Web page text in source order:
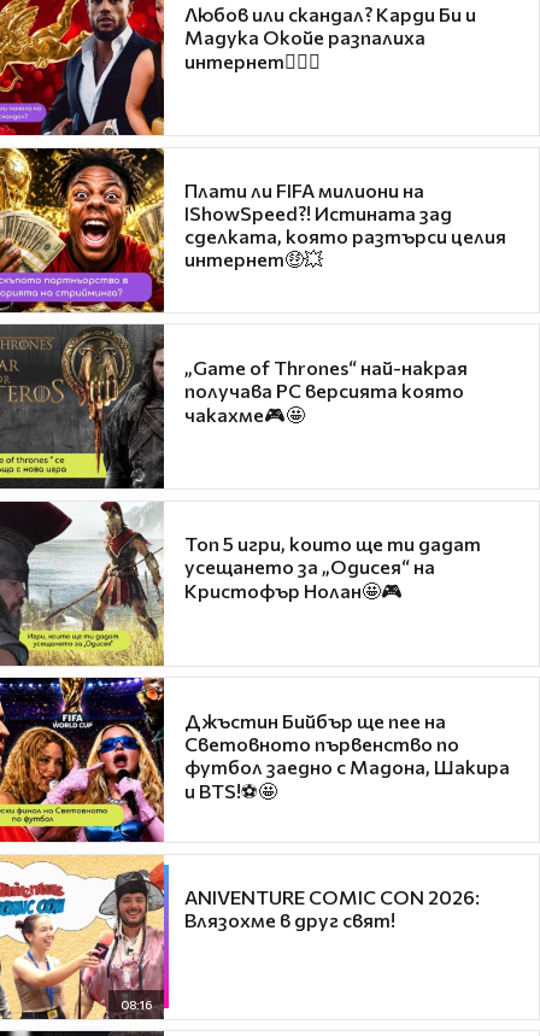
Любов или скандал? Карди Би и
Мадука Окойе разпалиха
интернет❤️‍🔥🔥
Плати ли FIFA милиони на
IShowSpeed?! Истината зад
сделката, която разтърси целия
интернет🤑💥
„Game of Thrones“ най-накрая
получава PC версията която
чакахме🎮🤩
Топ 5 игри, които ще ти дадат
усещането за „Одисея“ на
Кристофър Нолан🤩🎮
Джъстин Бийбър ще пее на
Световното първенство по
футбол заедно с Мадона, Шакира
и BTS!⚽🤩
08:16
ANIVENTURE COMIC CON 2026:
Влязохме в друг свят!